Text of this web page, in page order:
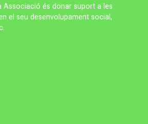
Associació és donar suport a les
el seu desenvolupament social,